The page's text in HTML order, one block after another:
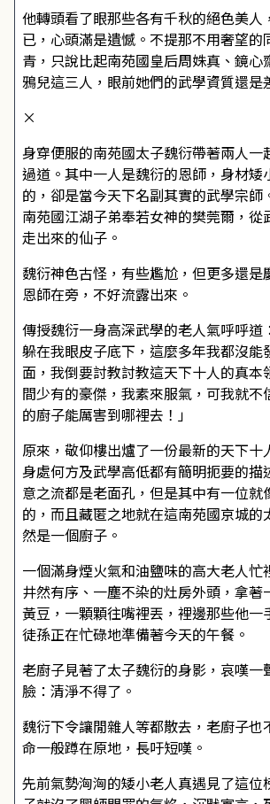
他轉頭看了眼那些各有千秋的絕色美人
已，心頭滿是遺憾。不提那不用奢望的
青，只說比起南苑國皇后周姝真、鏡心
鴉兒這三人，眼前她們的武學資質還是
×
身穿便服的南苑國太子魏衍帶著兩人一
過道。其中一人是魏衍的恩師，身材矮
的，卻是當今天下名副其實的武學宗師
南苑國江湖子弟奉若女神的樊莞爾，從
走出來的仙子。
魏衍神色古怪，有些尷尬，但更多還是
恩師在旁，不好流露出來。
傳授魏衍一身高深武學的老人氣呼呼道
躲在我眼皮子底下，這麼多年我都沒能
面，我倒要討教討教這天下十人的真本
間少有的豪傑，我素來服氣，可我就不
的廚子能厲害到哪裡去！」
原來，敬仰樓出爐了一份最新的天下十
身處何方及武學高低都有簡明扼要的描
意之流都是老面孔，但是其中有一位就
的，而且藏匿之地就在這南苑國京城的
然是一個廚子。
一個滿身煙火氣和油鹽味的高大老人忙
井然有序、一塵不染的灶房外頭，拿著
黃豆，一顆顆往嘴裡丟，裡邊那些他一
徒孫正在忙碌地準備著今天的午餐。
老廚子見著了太子魏衍的身影，哀嘆一
臉：清淨不得了。
魏衍下令讓閒雜人等都散去，老廚子也
命一般蹲在原地，長吁短嘆。
先前氣勢洶洶的矮小老人真遇見了這位